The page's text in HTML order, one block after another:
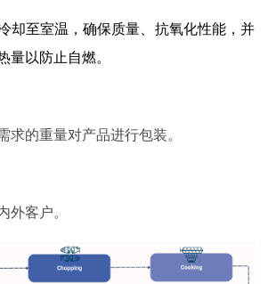
却至室温，确保质量、抗氧化性能，并
量以防止自燃。
求的重量对产品进行包装。
外客户。